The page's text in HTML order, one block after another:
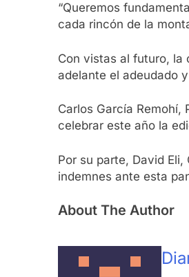
“Queremos
cada rincón de la
Con vistas al futuro, la
adelante el adeudado
Carlos García Remohí,
celebrar este año la
Por su parte, David
indemnes ante esta
About The Author